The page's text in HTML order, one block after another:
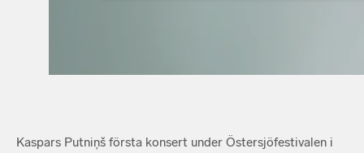
Kaspars Putniņš första konsert under Östersjöfestivalen i